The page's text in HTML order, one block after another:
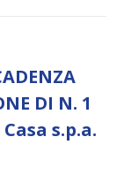
DI N. 1
s.p.a.